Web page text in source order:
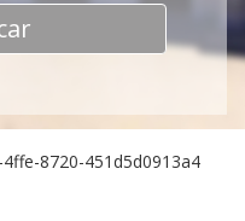
8720-451d5d0913a4